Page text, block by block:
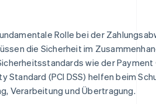
Rolle bei der
die Sicherheit im
wie der Payment
Standard (PCI DSS) helfen beim
Verarbeitung und Übertragung.